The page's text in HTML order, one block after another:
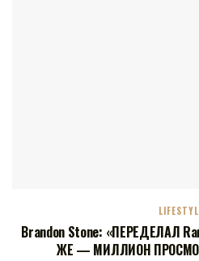
Brandon Stone: «ПЕРЕДЕЛАЛ
ЖЕ — МИЛЛИОН